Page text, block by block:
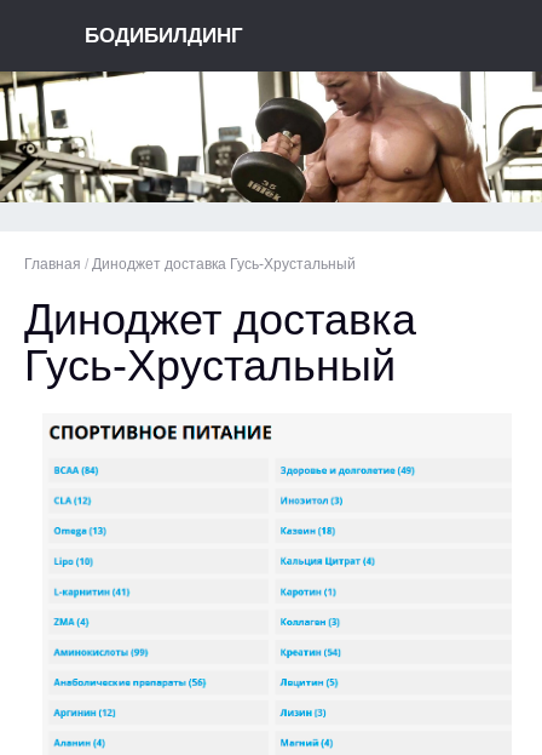
БОДИБИЛДИНГ
Главная / Диноджет доставка Гусь-Хрустальный
Диноджет доставка
Гусь-Хрустальный